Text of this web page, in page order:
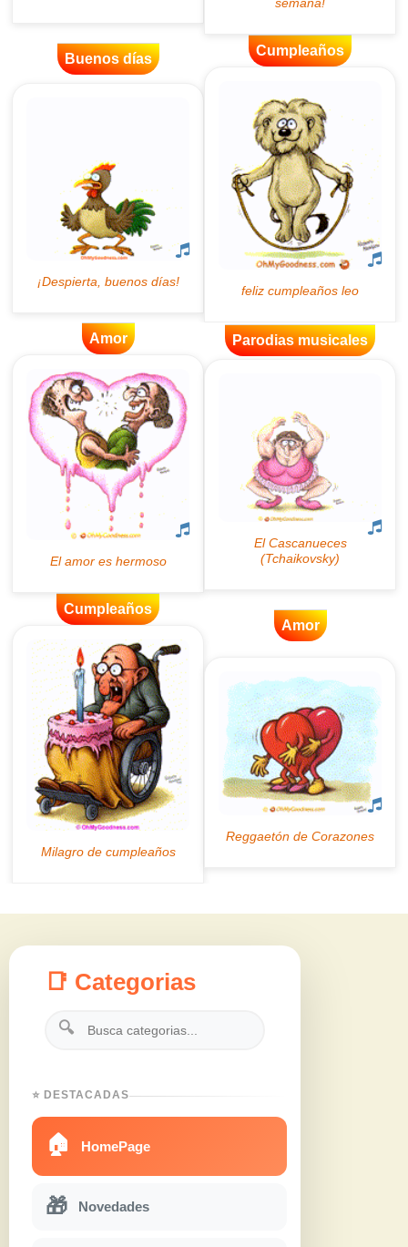
Buenos días
Cumpleaños
Amor Parodias musicales
Cumpleaños
Amor
📑 Categorias
🔍
⭐ DESTACADAS
🏠 HomePage
🎁 Novedades